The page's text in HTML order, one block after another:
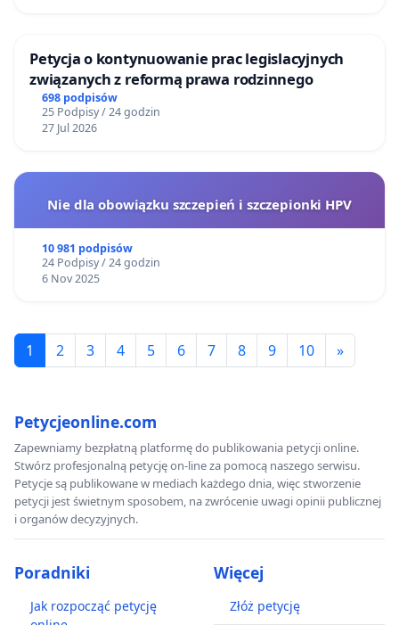
Petycja o kontynuowanie prac legislacyjnych
związanych z reformą prawa rodzinnego
698 podpisów
25 Podpisy / 24 godzin
27 Jul 2026
Nie dla obowiązku szczepień i szczepionki HPV
10 981 podpisów
24 Podpisy / 24 godzin
6 Nov 2025
1 2 3 4 5 6 7 8 9 10 »
Petycjeonline.com
Zapewniamy bezpłatną platformę do publikowania petycji online.
Stwórz profesjonalną petycję on-line za pomocą naszego serwisu.
Petycje są publikowane w mediach każdego dnia, więc stworzenie
petycji jest świetnym sposobem, na zwrócenie uwagi opinii publicznej
i organów decyzyjnych.
Poradniki
Jak rozpocząć petycję
Więcej
Złóż petycję